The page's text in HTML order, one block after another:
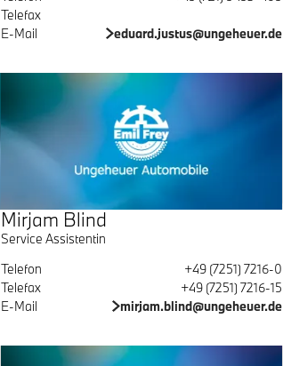
Telefax
E-Mail
eduard.justus@ungeheuer.de
Mirjam Blind
Service Assistentin
Telefon
+49 (7251) 7216-0
Telefax
+49 (7251) 7216-15
E-Mail
mirjam.blind@ungeheuer.de